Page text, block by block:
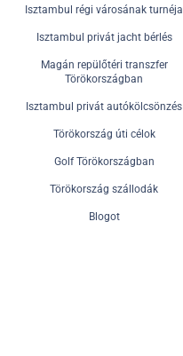
Isztambul régi városának turnéja
Isztambul privát jacht bérlés
Magán repülőtéri transzfer
Törökországban
Isztambul privát autókölcsönzés
Törökország úti célok
Golf Törökországban
Törökország szállodák
Blogot